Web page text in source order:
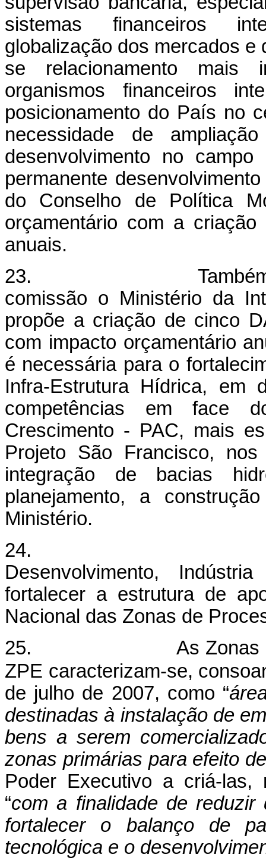
sistemas financeiros
globalização dos mercados
se relacionamento mais
organismos financeiros
posicionamento do País no
necessidade de
desenvolvimento no
permanente
do Conselho de Política
orçamentário com a
anuais.
23. Também será
comissão o Ministério da
propõe a criação de cinco
com impacto orçamentário
é necessária para o
Infra-Estrutura Hídrica, em
competências em face
Crescimento - PAC, mais
Projeto São Francisco,
integração de bacias
planejamento, a
Ministério.
24. No que
Desenvolvimento,
fortalecer a estrutura de
Nacional das Zonas de
25. As Zonas de
ZPE caracterizam-se,
de julho de 2007, como “
destinadas à instalação de
bens a serem
zonas primárias para efeito
Poder Executivo a criá-las,
“com a finalidade de reduzir
fortalecer o balanço de
tecnológica e o